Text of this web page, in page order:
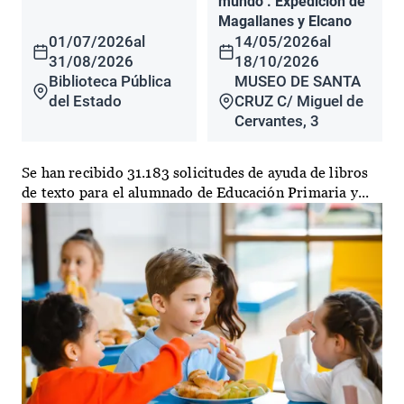
01/07/2026al
31/08/2026
Biblioteca Pública
del Estado
Magallanes y Elcano
14/05/2026al
18/10/2026
MUSEO DE SANTA
CRUZ C/ Miguel de
Cervantes, 3
Se han recibido 31.183 solicitudes de ayuda de libros
de texto para el alumnado de Educación Primaria y...